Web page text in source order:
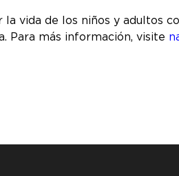
vida de los niños y adultos
Para más información, visite